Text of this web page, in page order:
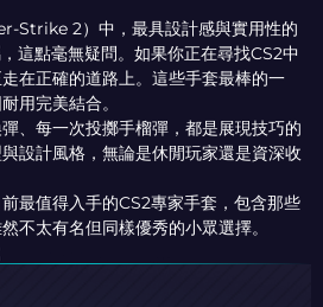
Strike 2）中，最具設計感與實用性的
這點毫無疑問。如果你正在尋找CS2中
在正確的道路上。這些手套最棒的一
用完美結合。
、每一次投擲手榴彈，都是展現技巧的
設計風格，無論是休閒玩家還是資深收
最值得入手的CS2專家手套，包含那些
不太有名但同樣優秀的小眾選擇。